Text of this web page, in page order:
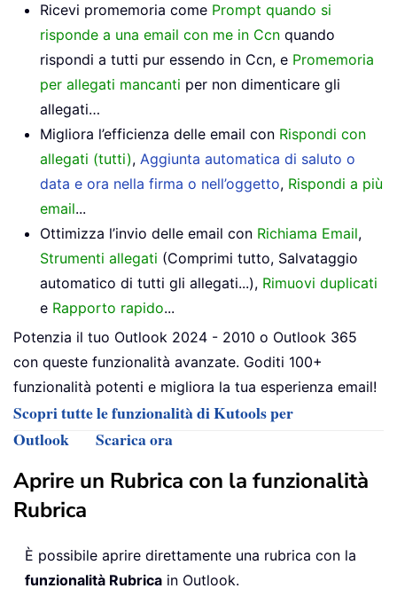
Ricevi promemoria come Prompt quando si
risponde a una email con me in Ccn quando
rispondi a tutti pur essendo in Ccn, e Promemoria
per allegati mancanti per non dimenticare gli
allegati…
Migliora l’efficienza delle email con Rispondi con
allegati (tutti), Aggiunta automatica di saluto o
data e ora nella firma o nell’oggetto, Rispondi a più
email...
Ottimizza l’invio delle email con Richiama Email,
Strumenti allegati (Comprimi tutto, Salvataggio
automatico di tutti gli allegati...), Rimuovi duplicati
e Rapporto rapido...
Potenzia il tuo Outlook 2024 - 2010 o Outlook 365
con queste funzionalità avanzate. Goditi 100+
funzionalità potenti e migliora la tua esperienza email!
Scopri tutte le funzionalità di Kutools per
Outlook
Scarica ora
Aprire un Rubrica con la funzionalità
Rubrica
È possibile aprire direttamente una rubrica con la
funzionalità Rubrica in Outlook.